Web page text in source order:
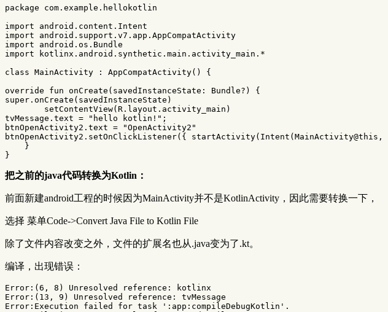
package
com.example.hellokotlin
import
android.content.Intent
import
android.support.v7.app.AppCompatActivity
import
android.os.Bundle
import
kotlinx.android.synthetic.main.activity_main.*
class MainActivity : AppCompatActivity()
{
override
fun onCreate ( savedInstanceState : Bundle?)
{
super . onCreate ( savedInstanceState )
setContentView( R . layout . activity_main )
tvMessage . text = "hello kotlin!" ;
btnOpenActivity2 . text =
"OpenActivity2"
btnOpenActivity2 . setOnClickListener({ startActivity( Intent ( MainActivity@this ,
}
}
把之前的java代码转换为Kotlin：
前面新建android工程的时候因为MainActivity并不是KotlinActivity，因此需要转换一下，
选择 菜单Code->Convert Java File to Kotlin File
除了文件内容改变之外，文件的扩展名也从.java变为了.kt。
编译，出现错误：
Error:(6, 8) Unresolved reference: kotlinx
Error:(13, 9) Unresolved reference: tvMessage
Error:Execution failed for task ':app:compileDebugKotlin'.